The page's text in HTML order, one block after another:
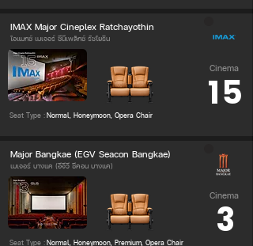
IMAX Major Cineplex Ratchayothin
ไอแมกซ์ เมเจอร์ ซีนีเพล็กซ์ รัชโยธิน
Cinema
15
Seat Type :Normal, Honeymoon, Opera Chair
Major Bangkae (EGV Seacon Bangkae)
เมเจอร์ บางแค (อีจีวี ซีคอน บางแค)
Cinema
3
Seat Type :Normal, Honeymoon, Premium, Opera Chair